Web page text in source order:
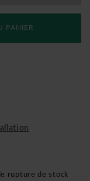
PANIER
rupture de stock